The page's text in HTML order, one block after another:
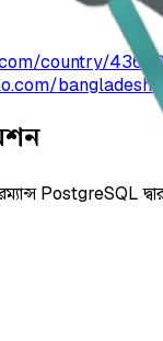
country/
PostgreSQL দ্বারা